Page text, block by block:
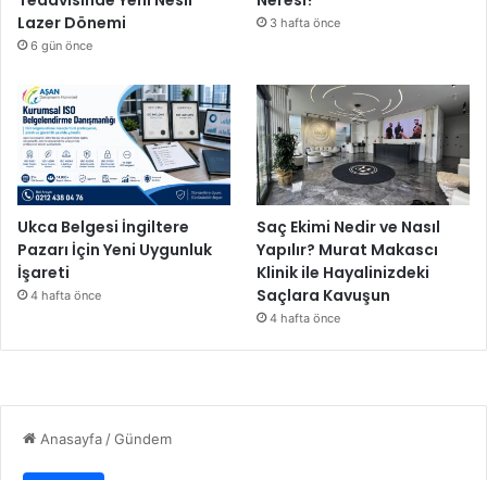
Lazer Dönemi
6 gün önce
3 hafta önce
Ukca Belgesi İngiltere
Pazarı İçin Yeni Uygunluk
İşareti
4 hafta önce
Saç Ekimi Nedir ve Nasıl
Yapılır? Murat Makascı
Klinik ile Hayalinizdeki
Saçlara Kavuşun
4 hafta önce